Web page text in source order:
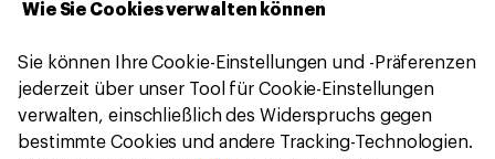
Wie Sie Cookies verwalten können
Sie können Ihre Cookie-Einstellungen und -Präferenzen
jederzeit über unser Tool für Cookie-Einstellungen
verwalten, einschließlich des Widerspruchs gegen
bestimmte Cookies und andere Tracking-Technologien.